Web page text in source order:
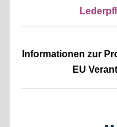
Informationen zur
EU